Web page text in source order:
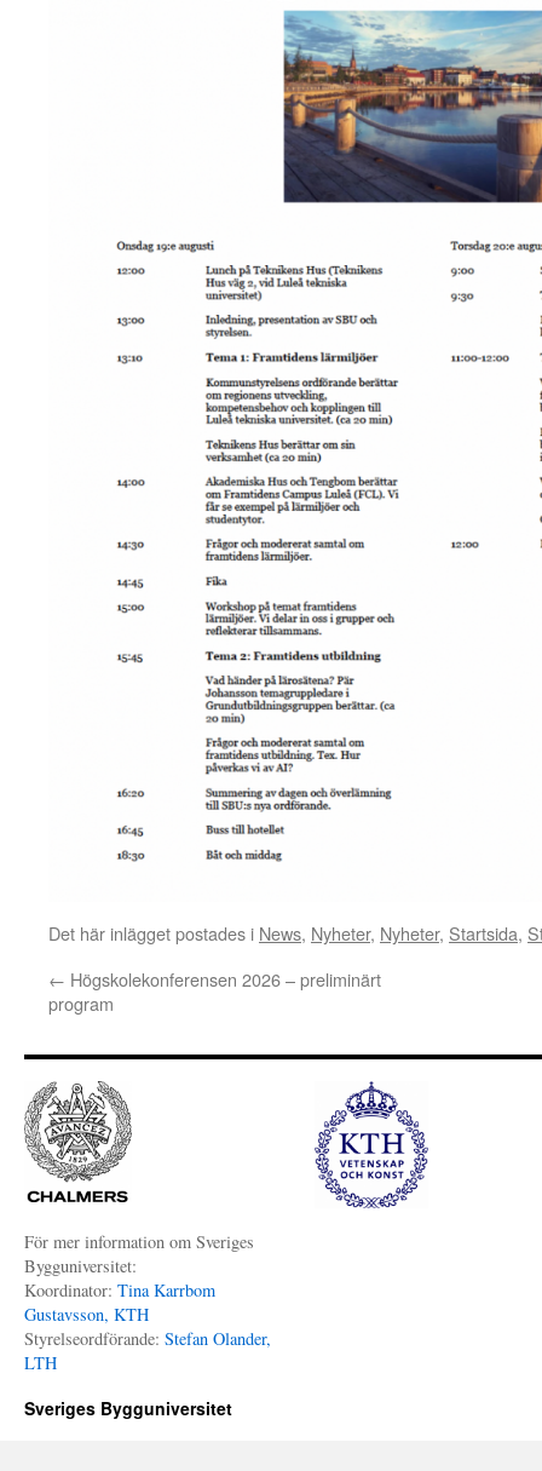
Det här inlägget postades i News, Nyheter, Nyheter, Startsida,
← Högskolekonferensen 2026 – preliminärt
program
För mer information om Sveriges
Bygguniversitet:
Koordinator: Tina Karrbom
Gustavsson, KTH
Styrelseordförande: Stefan Olander,
LTH
Sveriges Bygguniversitet